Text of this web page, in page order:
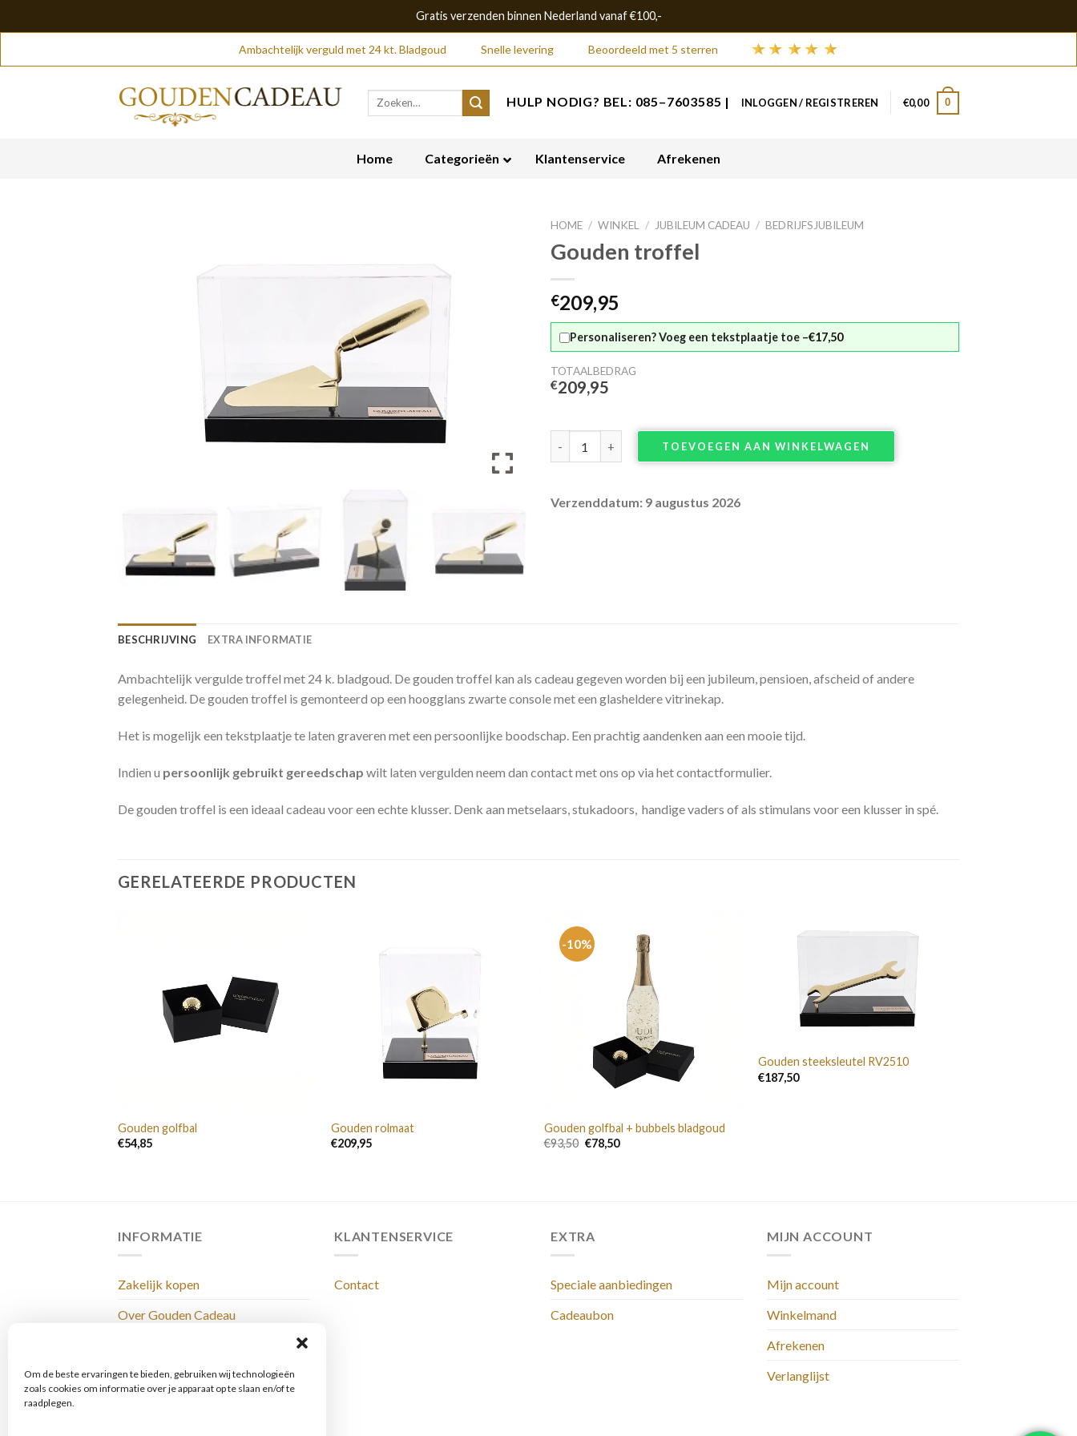
Om de beste ervaringen te bieden, gebruiken wij technologieën
zoals cookies om informatie over je apparaat op te slaan en/of te
raadplegen.
Gratis verzenden binnen Nederland vanaf €100,-
Ambachtelijk verguld met 24 kt. Bladgoud Snelle levering Beoordeeld met 5 sterren
Zoeken
HULP NODIG? BEL: 085–7603585 | INLOGGEN / REGISTREREN €0,00 0
Home Categorieën Klantenservice Afrekenen
HOME / WINKEL / JUBILEUM CADEAU / BEDRIJFSJUBILEUM
Gouden troffel
€209,95
Personaliseren? Voeg een tekstplaatje toe –€17,50
TOTAALBEDRAG
€209,95
TOEVOEGEN AAN WINKELWAGEN
Verzenddatum: 9 augustus 2026
BESCHRIJVING EXTRA INFORMATIE
Ambachtelijk vergulde troffel met 24 k. bladgoud. De gouden troffel kan als cadeau gegeven worden bij een jubileum, pensioen, afscheid of andere
gelegenheid. De gouden troffel is gemonteerd op een hoogglans zwarte console met een glasheldere vitrinekap.
Het is mogelijk een tekstplaatje te laten graveren met een persoonlijke boodschap. Een prachtig aandenken aan een mooie tijd.
Indien u persoonlijk gebruikt gereedschap wilt laten vergulden neem dan contact met ons op via het contactformulier.
De gouden troffel is een ideaal cadeau voor een echte klusser. Denk aan metselaars, stukadoors, handige vaders of als stimulans voor een klusser in spé.
GERELATEERDE PRODUCTEN
Gouden golfbal
€54,85
Gouden rolmaat
€209,95
-10%
Gouden golfbal + bubbels bladgoud
€93,50 Oorspronkelijke
prijs
€78,50Huidige
Gouden steeksleutel RV2510
€187,50
INFORMATIE
Zakelijk kopen
Over Gouden Cadeau
Privacy Policy
KLANTENSERVICE
Contact
EXTRA
Speciale aanbiedingen
Cadeaubon
MIJN ACCOUNT
Mijn account
Winkelmand
Afrekenen
Verlanglijst